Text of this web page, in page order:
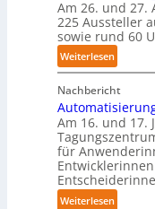
a
u
c
h
r
o
b
o
t
e
r
n
p
e
r
o
b
o
t
Am 26. und 27.
225 Aussteller
sowie rund 60
Weiterlesen:
A
A
A
Z
ü
r
i
c
Nachbericht
Am 16. und 17.
für
Weiterlesen: